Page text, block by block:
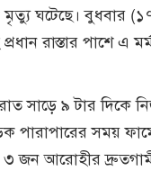
মৃত্যু ঘটেছে। বুধবার
রাস্তার পাশে এ
সাড়ে ৯ টার দিকে
পারাপারের সময়
জন আরোহীর